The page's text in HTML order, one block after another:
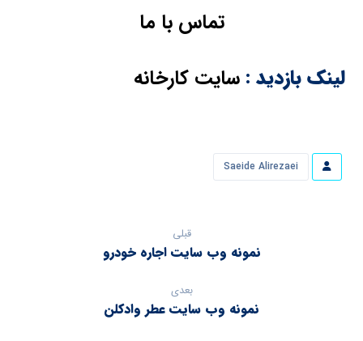
تماس با ما
لینک بازدید :سایت کارخانه
Saeide Alirezaei
قبلی
نمونه وب سایت اجاره خودرو
بعدی
نمونه وب سایت عطر وادکلن